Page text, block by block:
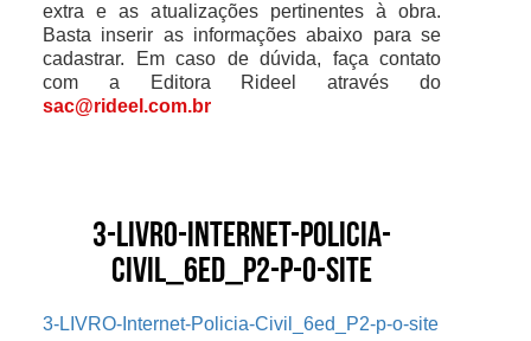
extra e as atualizações pertinentes à obra.
Basta inserir as informações abaixo para se
cadastrar. Em caso de dúvida, faça contato
com a Editora Rideel através do
sac@rideel.com.br
3-LIVRO-Internet-Policia-
Civil_6ed_P2-p-o-site
3-LIVRO-Internet-Policia-Civil_6ed_P2-p-o-site